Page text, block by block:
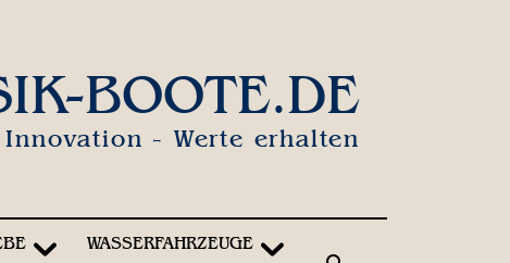
BOOTE.DE
- Werte erhalten
WASSERFAHRZEUGE